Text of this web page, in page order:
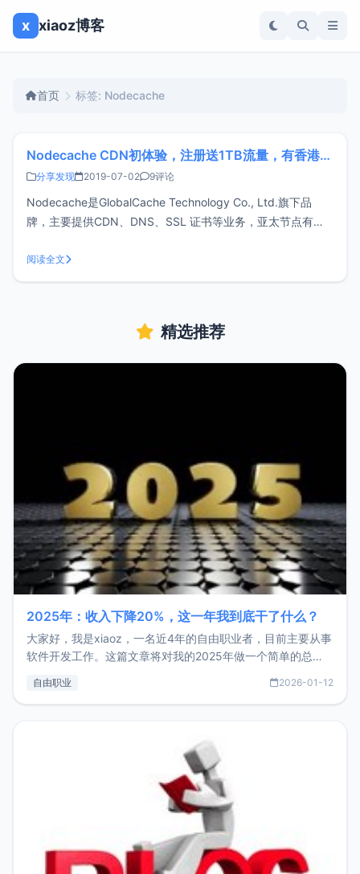
x xiaoz博客
首页 标签: Nodecache
Nodecache CDN初体验，注册送1TB流量，有香港CDN节点
分享发现 2019-07-02 9评论
Nodecache是GlobalCache Technology Co., Ltd.旗下品
牌，主要提供CDN、DNS、SSL 证书等业务，亚太节点有我
址：https://www.nodecache.com，注册送1T流量通过上述
邀请链接注册
阅读全文
精选推荐
2025年：收入下降20%，这一年我到底干了什么？
大家好，我是xiaoz，一名近4年的自由职业者，目前主要从事
软件开发工作。这篇文章将对我的2025年做一个简单的总
收入下降20%，但却过得很充实，2026年不求突破，但求保
自由职业 2026-01-12